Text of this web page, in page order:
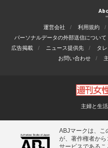
運営会社 利用規約
パーソナルデータの外部送信について
広告掲載
ニュース提供先 タレ
お問い合わせ
主婦と生
ABJマークは、こ
が、著作権者か
サービスである